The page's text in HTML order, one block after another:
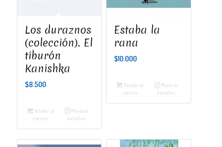
Los duraznos
(colección). El
tiburón
Kanishka
$8.500
Añadir al
carrito
Mostrar
detalles
Estaba la
rana
$10.000
Añadir al
carrito
Mostrar
detalles